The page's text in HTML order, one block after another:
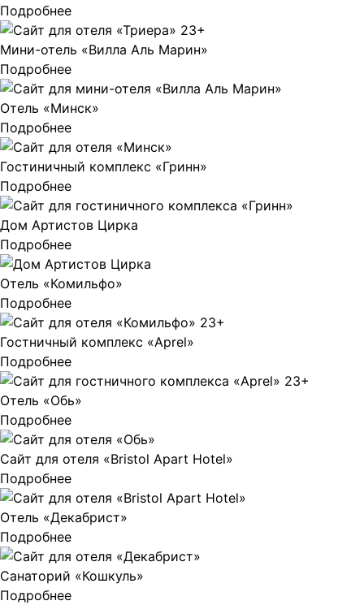
Подробнее
Мини-отель «Вилла Аль Марин»
Подробнее
Отель «Минск»
Подробнее
Гостиничный комплекс «Гринн»
Подробнее
Дом Артистов Цирка
Подробнее
Отель «Комильфо»
Подробнее
Гостничный комплекс «Aprel»
Подробнее
Отель «Обь»
Подробнее
Сайт для отеля «Bristol Apart Hotel»
Подробнее
Отель «Декабрист»
Подробнее
Санаторий «Кошкуль»
Подробнее